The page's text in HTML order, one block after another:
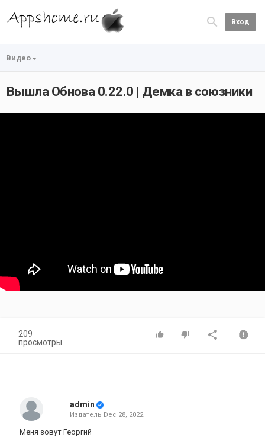
Вход
Видео
Вышла Обнова 0.22.0 | Демка в союзники
209
просмотры
admin
Издатель Dec 28, 2022
Меня зовут Георгий